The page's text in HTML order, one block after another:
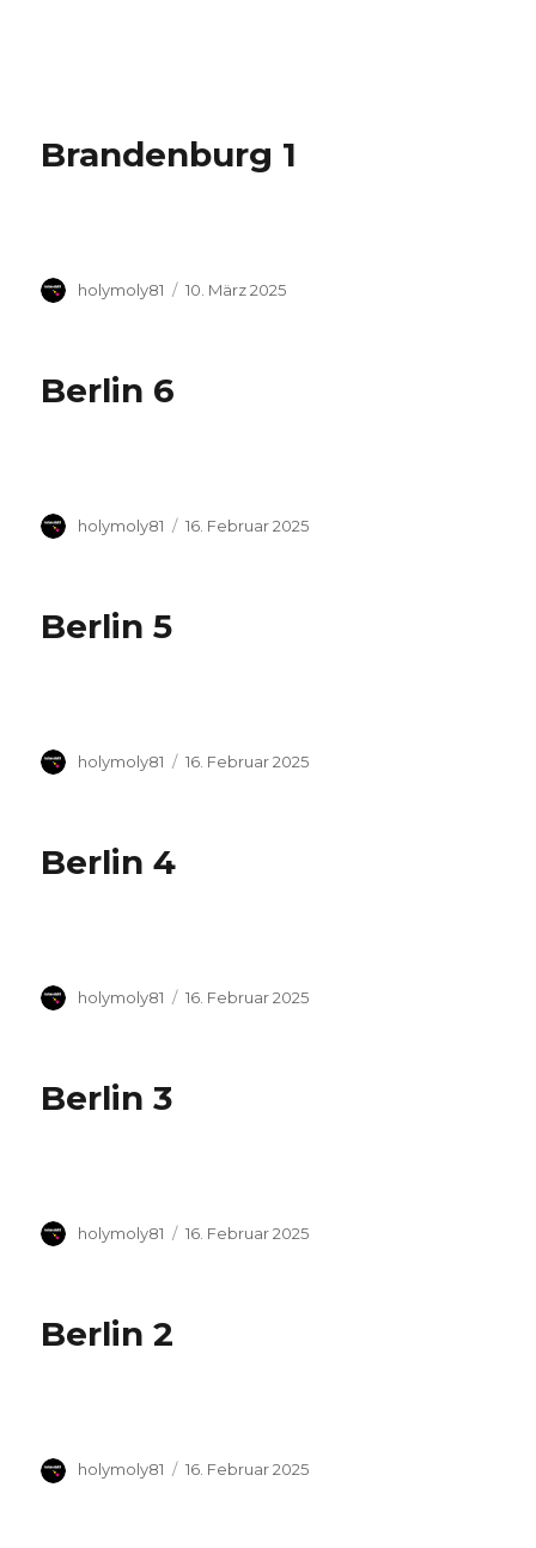
Brandenburg 1
Autor
holymoly81
Veröffentlicht
10. März 2025
Berlin 6
Autor
holymoly81
Veröffentlicht
16. Februar 2025
Berlin 5
Autor
holymoly81
Veröffentlicht
16. Februar 2025
Berlin 4
Autor
holymoly81
Veröffentlicht
16. Februar 2025
Berlin 3
Autor
holymoly81
Veröffentlicht
16. Februar 2025
Berlin 2
Autor
holymoly81
Veröffentlicht
16. Februar 2025